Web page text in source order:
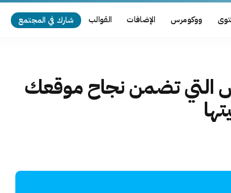
ووكومرس الإضافات القوالب شارك في المجتمع
التي تضمن نجاح موقعك